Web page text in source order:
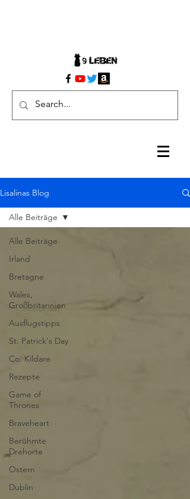
Lisalinas Blog
Alle Beiträge
Irland
Bretagne
Wales,
Großbritannien
Ausflugstipps
St. Patrick's Day
Co. Kildare
Rezepte
Game of
Thrones
Braveheart
Berühmte
Drehorte
Ostern
Dublin
Alle Beiträge